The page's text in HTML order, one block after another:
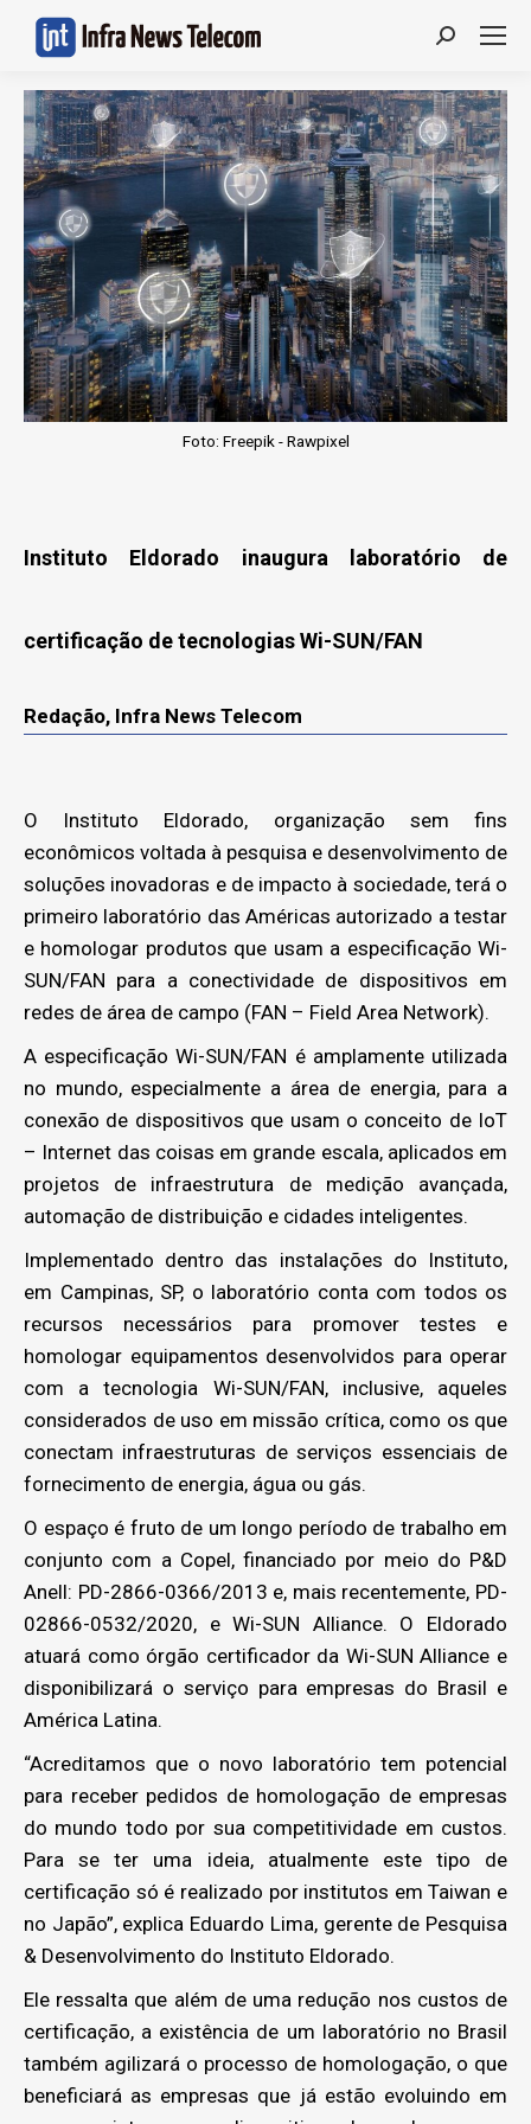
Search:
Foto: Freepik - Rawpixel
Instituto Eldorado inaugura laboratório de
certificação de tecnologias Wi-SUN/FAN
Redação, Infra News Telecom
O Instituto Eldorado, organização sem fins
econômicos voltada à pesquisa e desenvolvimento de
soluções inovadoras e de impacto à sociedade, terá o
primeiro laboratório das Américas autorizado a testar
e homologar produtos que usam a especificação Wi-
SUN/FAN para a conectividade de dispositivos em
redes de área de campo (FAN – Field Area Network).
A especificação Wi-SUN/FAN é amplamente utilizada
no mundo, especialmente a área de energia, para a
conexão de dispositivos que usam o conceito de IoT
– Internet das coisas em grande escala, aplicados em
projetos de infraestrutura de medição avançada,
automação de distribuição e cidades inteligentes.
Implementado dentro das instalações do Instituto,
em Campinas, SP, o laboratório conta com todos os
recursos necessários para promover testes e
homologar equipamentos desenvolvidos para operar
com a tecnologia Wi-SUN/FAN, inclusive, aqueles
considerados de uso em missão crítica, como os que
conectam infraestruturas de serviços essenciais de
fornecimento de energia, água ou gás.
O espaço é fruto de um longo período de trabalho em
conjunto com a Copel, financiado por meio do P&D
Anell: PD-2866-0366/2013 e, mais recentemente, PD-
02866-0532/2020, e Wi-SUN Alliance. O Eldorado
atuará como órgão certificador da Wi-SUN Alliance e
disponibilizará o serviço para empresas do Brasil e
América Latina.
“Acreditamos que o novo laboratório tem potencial
para receber pedidos de homologação de empresas
do mundo todo por sua competitividade em custos.
Para se ter uma ideia, atualmente este tipo de
certificação só é realizado por institutos em Taiwan e
no Japão”, explica Eduardo Lima, gerente de Pesquisa
& Desenvolvimento do Instituto Eldorado.
Ele ressalta que além de uma redução nos custos de
certificação, a existência de um laboratório no Brasil
também agilizará o processo de homologação, o que
beneficiará as empresas que já estão evoluindo em